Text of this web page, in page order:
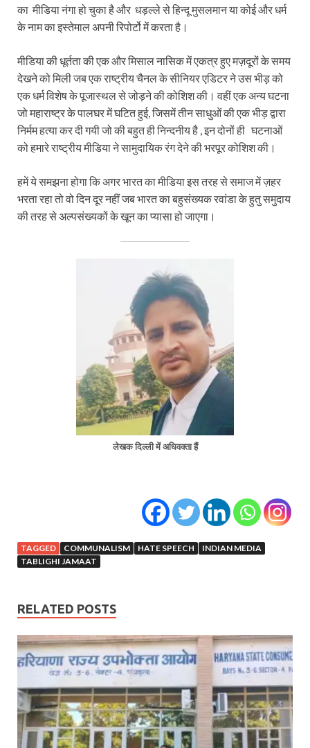
का मीडिया नंगा हो चुका है और धड़ल्ले से हिन्दू मुसलमान या कोई और धर्म
के नाम का इस्तेमाल अपनी रिपोर्टो में करता है।
मीडिया की धूर्तता की एक और मिसाल नासिक में एकत्र हुए मज़दूरों के समय
देखने को मिली जब एक राष्ट्रीय चैनल के सीनियर एडिटर ने उस भीड़ को
एक धर्म विशेष के पूजास्थल से जोड़ने की कोशिश की। वहीं एक अन्य घटना
जो महाराष्ट्र के पालघर में घटित हुई, जिसमें तीन साधुओं की एक भीड़ द्वारा
निर्मम हत्या कर दी गयी जो की बहुत ही निन्दनीय है , इन दोनों ही घटनाओं
को हमारे राष्ट्रीय मीडिया ने सामुदायिक रंग देने की भरपूर कोशिश की।
हमें ये समझना होगा कि अगर भारत का मीडिया इस तरह से समाज में ज़हर
भरता रहा तो वो दिन दूर नहीं जब भारत का बहुसंख्यक रवांडा के हुतु समुदाय
की तरह से अल्पसंख्यकों के खून का प्यासा हो जाएगा।
लेखक दिल्ली में अधिवक्ता हैं
TAGGED COMMUNALISM HATE SPEECH
INDIAN MEDIA
TABLIGHI JAMAAT
RELATED POSTS